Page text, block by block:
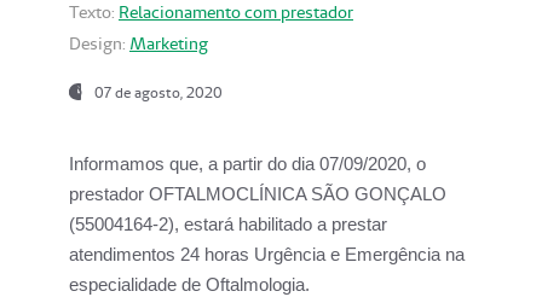
Texto: Relacionamento com prestador
Design: Marketing
07 de agosto, 2020
Informamos que, a partir do dia07/09/2020, o
prestador OFTALMOCLÍNICA SÃO GONÇALO
(55004164-2), estará habilitado a prestar
atendimentos 24 horas Urgência e Emergência na
especialidade de Oftalmologia.